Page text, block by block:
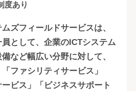
度あり
ズフィールドサービスは、
員として、企業のICTシステム
など幅広い分野に対して、
ファシリティサービス」
ービス」「ビジネスサポート